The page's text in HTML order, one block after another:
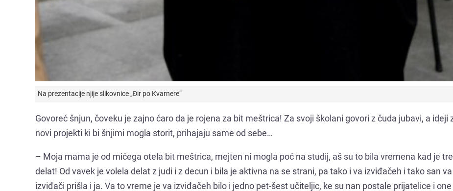
Na prezentacije njije slikovnice „Đir po Kvarnere“
Govoreć šnjun, čoveku je zajno ćaro da je rojena za bit meštrica! Za svoji školani govori z čuda jubavi, a ideji
novi projekti ki bi šnjimi mogla storit, prihajaju same od sebe…
– Moja mama je od mićega otela bit meštrica, mejten ni mogla poć na studij, aš su to bila vremena kad je
delat! Od vavek je volela delat z judi i z decun i bila je aktivna na se strani, pa tako i va izviđačeh i tako san va
izviđači prišla i ja. Va to vreme je va izviđačeh bilo i jedno pet-šest učiteljic, ke su nan postale prijatelice i one